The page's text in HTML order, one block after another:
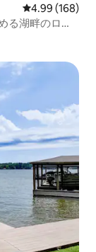
レビュー168
4.99 (168)
る湖畔のログ